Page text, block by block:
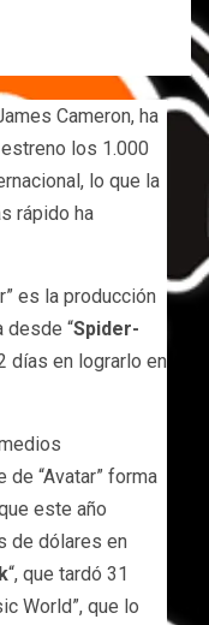
Cameron, ha
los 1.000
lo que la
rápido ha
es la producción
desde “Spider-
días en lograrlo en
“Avatar” forma
este año
de dólares en
“, que tardó 31
World”, que lo